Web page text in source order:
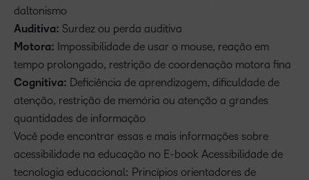
daltonismo
Auditiva: Surdez ou perda auditiva
Motora: Impossibilidade de usar o mouse, reação em
tempo prolongado, restrição de coordenação motora fina
Cognitiva: Deficiência de aprendizagem, dificuldade de
atenção, restrição de memória ou atenção a grandes
quantidades de informação
Você pode encontrar essas e mais informações sobre
acessibilidade na educação no E-book Acessibilidade de
tecnologia educacional: Princípios orientadores de